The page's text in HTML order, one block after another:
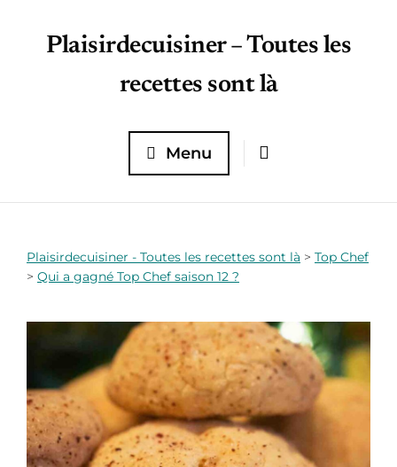
Plaisirdecuisiner – Toutes les
recettes sont là
Menu
Plaisirdecuisiner - Toutes les recettes sont là > Top Chef
> Qui a gagné Top Chef saison 12 ?